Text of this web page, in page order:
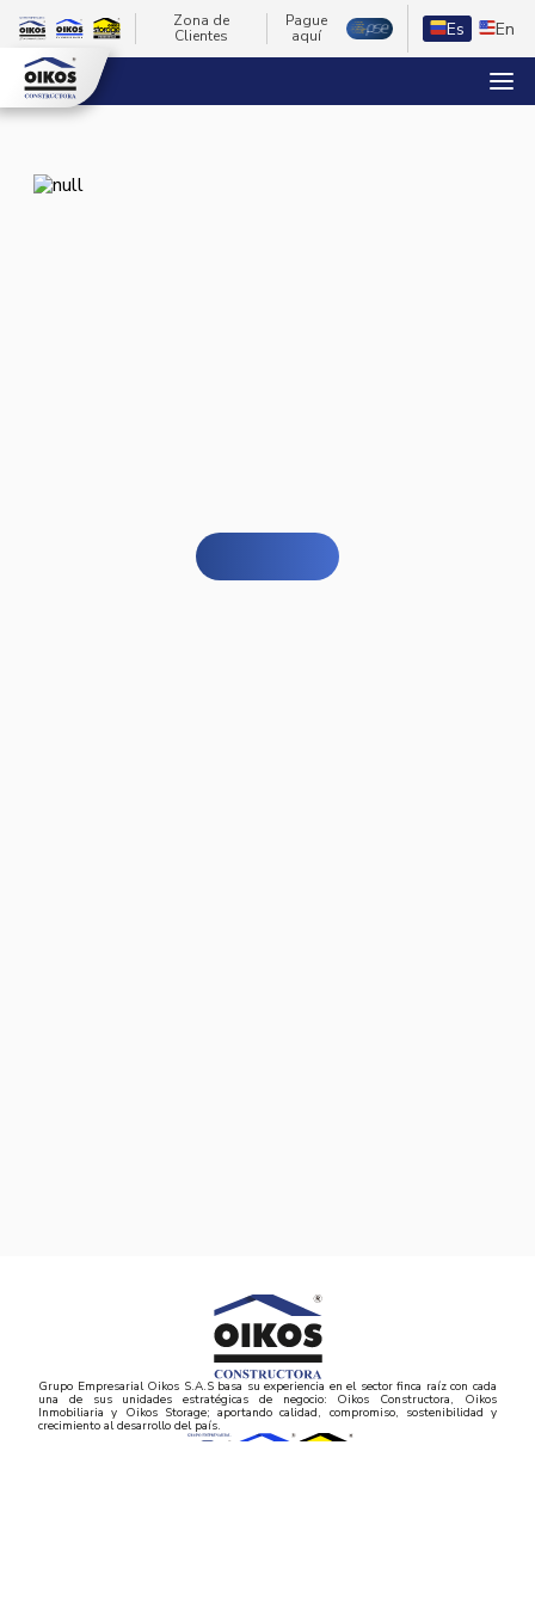
Zona de
Clientes
Pague
aquí
Es En
Grupo Empresarial Oikos S.A.S basa su experiencia en el sector finca raíz con cada
una de sus unidades estratégicas de negocio: Oikos Constructora, Oikos
Inmobiliaria y Oikos Storage; aportando calidad, compromiso, sostenibilidad y
crecimiento al desarrollo del país.